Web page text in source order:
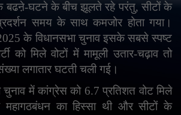
बढऩे-घटने के बीच झूलते रहे परंतु, सीटों के
समय के साथ कमजोर होता गया।
के विधानसभा चुनाव इसके सबसे स्पष्ट
को मिले वोटों में मामूली उतार-चढ़ाव तो
लगातार घटती चली गई।
में कांग्रेस को 6.7 प्रतिशत वोट मिले
का हिस्सा थी और सीटों के